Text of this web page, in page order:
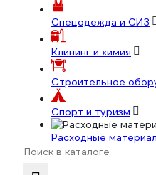
Спецодежда и СИЗ
Клининг и химия
Строительное
Спорт и туризм
Расходные